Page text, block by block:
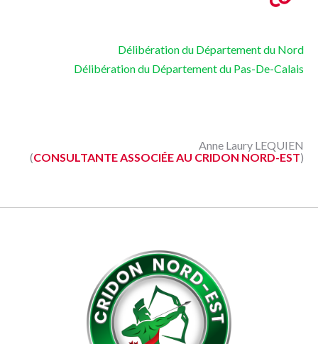
Délibération du Département du Nord
Délibération du Département du Pas-De-Calais
Anne Laury LEQUIEN
(CONSULTANTE ASSOCIÉE AU CRIDON NORD-EST)